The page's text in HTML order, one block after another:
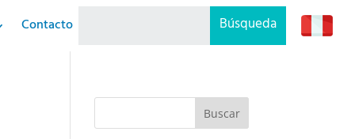
Contacto